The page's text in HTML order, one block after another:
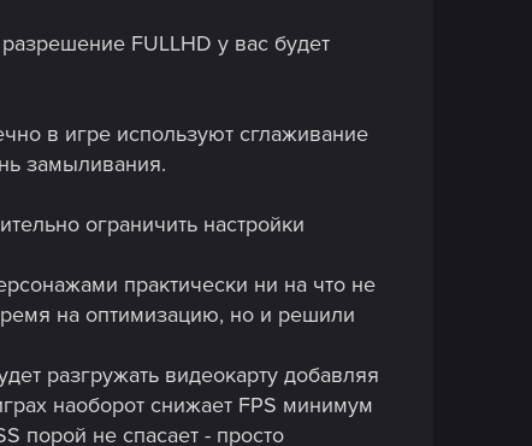
FULLHD у вас будет
в игре используют сглаживание
замыливания.
ограничить настройки
практически ни на что не
на оптимизацию, но и решили
разгружать видеокарту добавляя
наоборот снижает FPS минимум
порой не спасает - просто